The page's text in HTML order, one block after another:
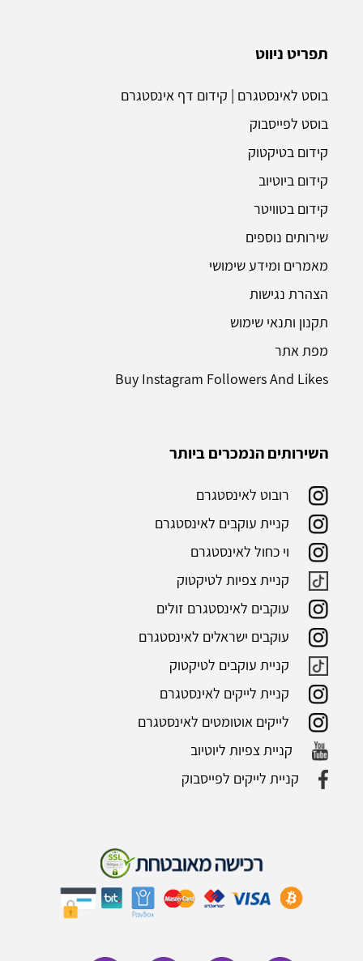
השירותים הנמכרים ביותר
רובוט לאינסטגרם
קניית עוקבים לאינסטגרם
וי כחול לאינסטגרם
קניית צפיות לטיקטוק
עוקבים לאינסטגרם זולים
עוקבים ישראלים לאינסטגרם
קניית עוקבים לטיקטוק
קניית לייקים לאינסטגרם
לייקים אוטומטים לאינסטגרם
קניית צפיות ליוטיוב
קניית לייקים לפייסבוק
תפריט ניווט
בוסט לאינסטגרם | קידום דף אינסטגרם
בוסט לפייסבוק
קידום בטיקטוק
קידום ביוטיוב
קידום בטוויטר
שירותים נוספים
מאמרים ומידע שימושי
הצהרת נגישות
תקנון ותנאי שימוש
מפת אתר
Buy Instagram Followers And Likes